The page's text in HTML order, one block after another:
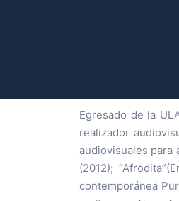
Egresado de la
realizador
audiovisuales para
(2012);
contemporánea